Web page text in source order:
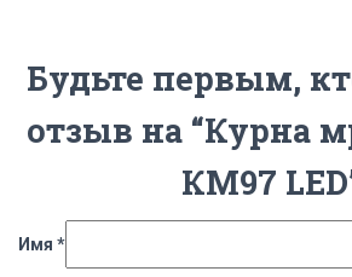
Будьте первым,
отзыв на “Курна
КМ97
Имя *